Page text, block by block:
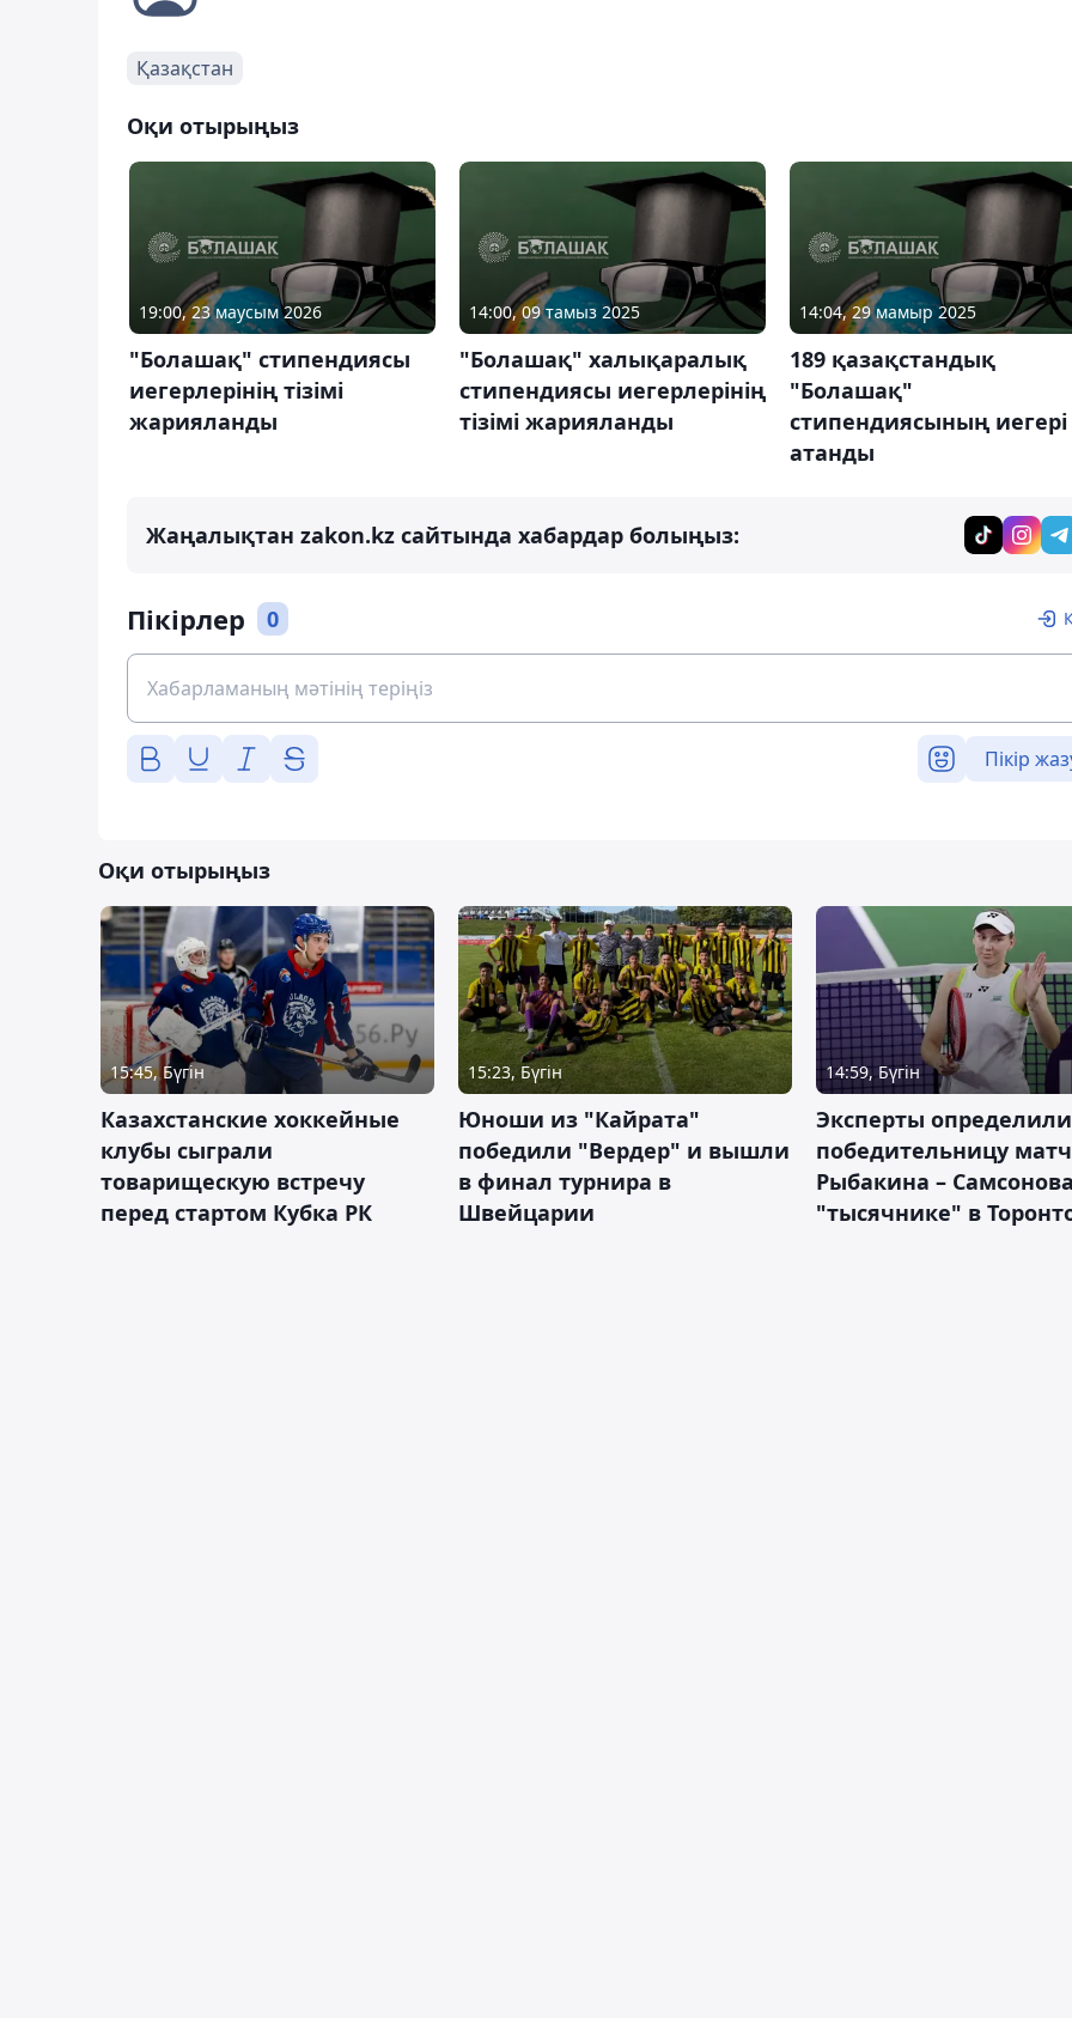
Қазақстан
Оқи отырыңыз
19:00, 23 маусым 2026
"Болашақ" стипендиясы
иегерлерінің тізімі
жарияланды
14:00, 09 тамыз 2025
"Болашақ" халықаралық
стипендиясы иегерлерінің
тізімі жарияланды
14:04, 29 мамыр 2025
189 қазақстандық
"Болашақ"
стипендиясының иегері
атанды
Жаңалықтан zakon.kz сайтында хабардар болыңыз:
Пікірлер 0
Пікір
Оқи отырыңыз
15:45, Бүгін
Казахстанские хоккейные
клубы сыграли
товарищескую встречу
перед стартом Кубка РК
15:23, Бүгін
Юноши из "Кайрата"
победили "Вердер" и вышли
в финал турнира в
Швейцарии
14:59, Бүгін
Эксперты определили
победительницу
Рыбакина –
"тысячнике" в